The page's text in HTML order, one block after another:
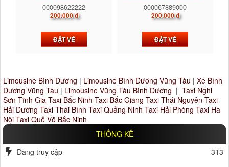
000098622222
200.000 đ
ĐẶT VÉ
000067889000
200.000 đ
ĐẶT VÉ
Limousine Bình Dương | Limousine Bình Dương Vũng Tàu | Xe Bình
Dương Vũng Tàu | Limousine Vũng Tàu Bình Dương | Taxi Nghi
Sơn Tĩnh Gia Taxi Bắc Ninh Taxi Bắc Giang Taxi Thái Nguyên Taxi
Hải Dương Taxi Thái Bình Taxi Quảng Ninh Taxi Hải Phòng Taxi Hà
Nội Taxi Quế Võ Bắc Ninh
THỐNG KÊ
Đang truy cập
313